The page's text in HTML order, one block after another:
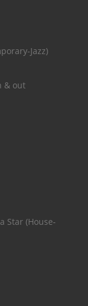
Jazz)
& out
Star (House-